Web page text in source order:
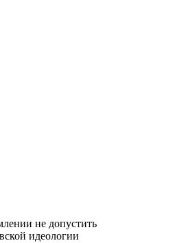
не допустить
идеологии